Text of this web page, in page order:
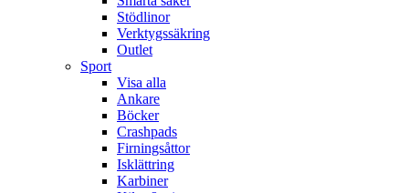
Stödlinor
Verktygssäkring
Outlet
Sport
Visa alla
Ankare
Böcker
Crashpads
Firningsåttor
Isklättring
Karbiner